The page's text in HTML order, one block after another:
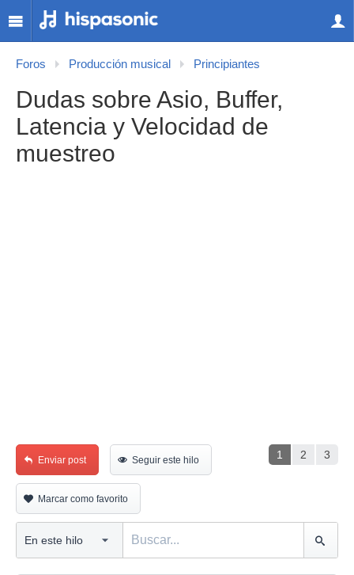
Foros Producción musical Principiantes
Dudas sobre Asio, Buffer,
Latencia y Velocidad de
muestreo
1 2 3
Enviar post Seguir este hilo
Marcar como favorito